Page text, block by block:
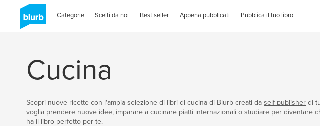
Categorie Scelti da noi Best seller Appena pubblicati Pubblica il tuo libro
Cucina
Scopri nuove ricette con l'ampia selezione di libri di cucina di Blurb creati da self-publisher di
voglia prendere nuove idee, imparare a cucinare piatti internazionali o studiare per diventare
ha il libro perfetto per te.